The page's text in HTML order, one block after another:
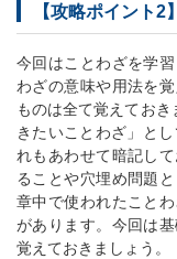
【攻略ポイント2
今回はことわざを学
わざの意味や用法を
ものは全て覚えてお
きたいことわざ」と
れもあわせて暗記し
ることや穴埋め問題
章中で使われたこと
があります。今回は
覚えておきましょう。